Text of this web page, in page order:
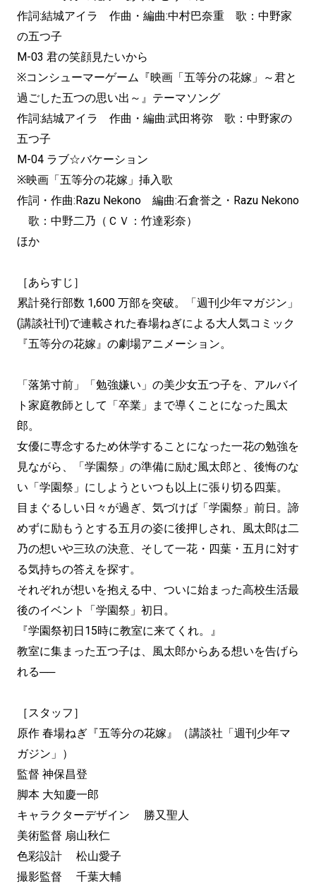
作詞:結城アイラ 作曲・編曲:中村巴奈重 歌：中野家
の五つ子
M-03 君の笑顔見たいから
※コンシューマーゲーム『映画「五等分の花嫁」～君と
過ごした五つの思い出～』テーマソング
作詞:結城アイラ 作曲・編曲:武田将弥 歌：中野家の
五つ子
M-04 ラブ☆バケーション
※映画「五等分の花嫁」挿入歌
作詞・作曲:Razu Nekono 編曲:石倉誉之・Razu Nekono
歌：中野二乃（ＣＶ：竹達彩奈）
ほか
［あらすじ］
累計発行部数 1,600 万部を突破。「週刊少年マガジン」
(講談社刊)で連載された春場ねぎによる大人気コミック
『五等分の花嫁』の劇場アニメーション。
「落第寸前」「勉強嫌い」の美少女五つ子を、アルバイ
ト家庭教師として「卒業」まで導くことになった風太
郎。
女優に専念するため休学することになった一花の勉強を
見ながら、「学園祭」の準備に励む風太郎と、後悔のな
い「学園祭」にしようといつも以上に張り切る四葉。
目まぐるしい日々が過ぎ、気づけば「学園祭」前日。諦
めずに励もうとする五月の姿に後押しされ、風太郎は二
乃の想いや三玖の決意、そして一花・四葉・五月に対す
る気持ちの答えを探す。
それぞれが想いを抱える中、ついに始まった高校生活最
後のイベント「学園祭」初日。
『学園祭初日15時に教室に来てくれ。』
教室に集まった五つ子は、風太郎からある想いを告げら
れる──
［スタッフ］
原作 春場ねぎ『五等分の花嫁』（講談社「週刊少年マ
ガジン」）
監督 神保昌登
脚本 大知慶一郎
キャラクターデザイン 勝又聖人
美術監督 扇山秋仁
色彩設計 松山愛子
撮影監督 千葉大輔